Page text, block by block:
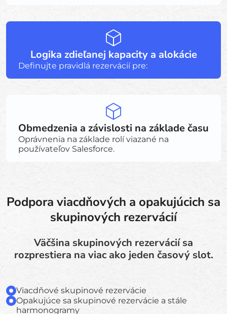
Logika zdieľanej kapacity a alokácie
Definujte pravidlá rezervácií pre:
Obmedzenia a závislosti na základe času
Oprávnenia na základe rolí viazané na
používateľov Salesforce.
Podpora viacdňových a opakujúcich sa
skupinových rezervácií
Väčšina skupinových rezervácií sa
rozprestiera na viac ako jeden časový slot.
Viacdňové skupinové rezervácie
Opakujúce sa skupinové rezervácie a stále
harmonogramy